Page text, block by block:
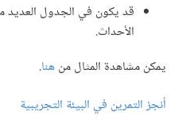
قد يكون في الجدول
الأحداث.
يمكن مشاهدة المثال منهنا.
أنجز التمرين في البيئة التجريبية